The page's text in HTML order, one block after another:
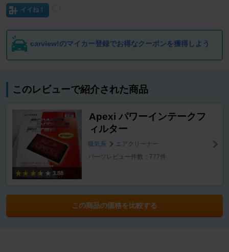
イイね！
carview!のマイカー登録でお得なクーポンを獲得しよう
このレビューで紹介された商品
3.88
Apexi パワーインテークフ
ィルター
吸気系
エアクリーナー
パーツレビュー件数：777件
この商品の価格を比較する